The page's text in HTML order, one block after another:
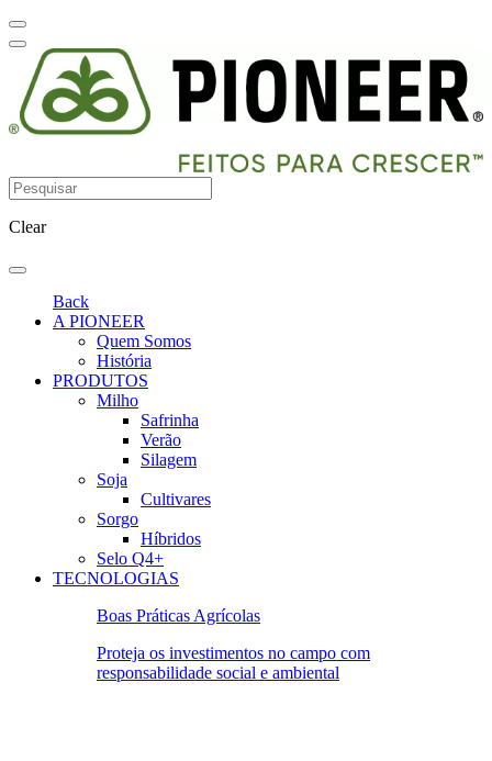
Clear
Back
A PIONEER
Quem Somos
História
PRODUTOS
Milho
Safrinha
Verão
Silagem
Soja
Cultivares
Sorgo
Híbridos
Selo Q4+
TECNOLOGIAS
Boas Práticas Agrícolas
Proteja os investimentos no campo com
responsabilidade social e ambiental